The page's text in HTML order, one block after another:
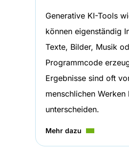
Generative KI-Tools
können eigenständig
Texte, Bilder, Musik
Programmcode
Ergebnisse sind oft
menschlichen Werken
unterscheiden.
Mehr dazu